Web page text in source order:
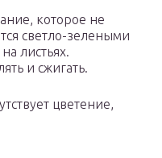
которое не
светло-зелеными
листьях.
и сжигать.
цветение,